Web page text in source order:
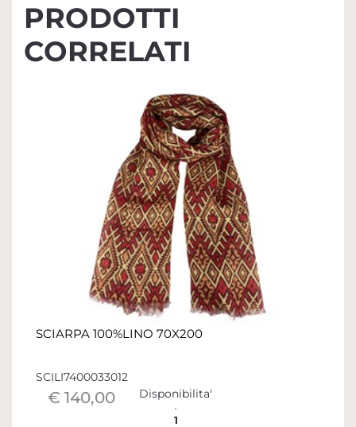
PRODOTTI
CORRELATI
SCIARPA 100%LINO 70X200
SCILI7400033012
€ 140,00 Disponibilita'
1